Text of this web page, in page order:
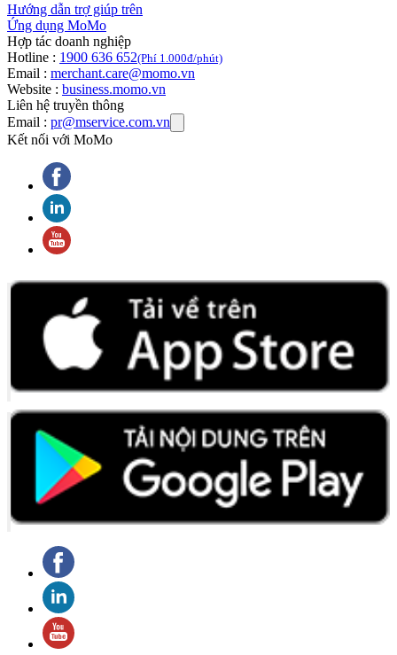
Hướng dẫn trợ giúp trên
Ứng dụng MoMo
Hợp tác doanh nghiệp
Hotline : 1900 636 652(Phí 1.000đ/phút)
Email : merchant.care@momo.vn
Website : business.momo.vn
Liên hệ truyền thông
Email : pr@mservice.com.vn
Kết nối với MoMo